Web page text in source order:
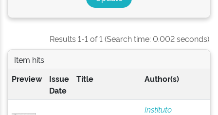
Results 1-1 of 1 (Search time: 0.002 seconds).
Item hits:
Preview
Issue
Date
Title Author(s)
Instituto